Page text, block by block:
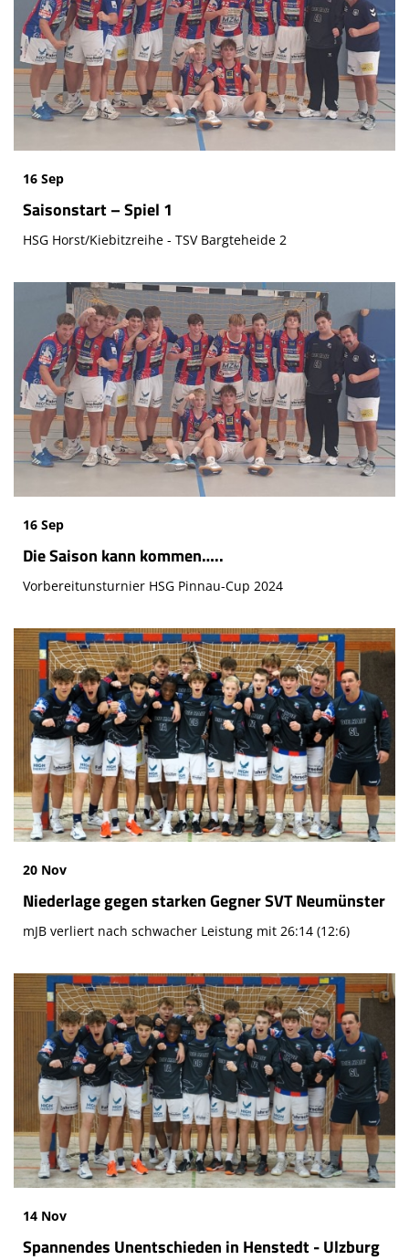
16 Sep
Saisonstart – Spiel 1
HSG Horst/Kiebitzreihe - TSV Bargteheide 2
16 Sep
Die Saison kann kommen…..
Vorbereitunsturnier HSG Pinnau-Cup 2024
20 Nov
Niederlage gegen starken Gegner SVT Neumünster
mJB verliert nach schwacher Leistung mit 26:14 (12:6)
14 Nov
Spannendes Unentschieden in Henstedt - Ulzburg